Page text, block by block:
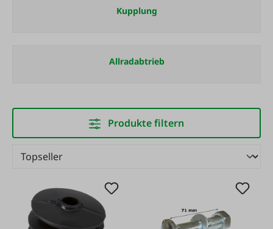
Kupplung
Allradabtrieb
Produkte filtern